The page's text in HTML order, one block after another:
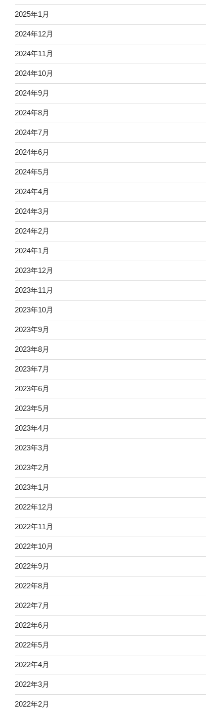
2025年1月
2024年12月
2024年11月
2024年10月
2024年9月
2024年8月
2024年7月
2024年6月
2024年5月
2024年4月
2024年3月
2024年2月
2024年1月
2023年12月
2023年11月
2023年10月
2023年9月
2023年8月
2023年7月
2023年6月
2023年5月
2023年4月
2023年3月
2023年2月
2023年1月
2022年12月
2022年11月
2022年10月
2022年9月
2022年8月
2022年7月
2022年6月
2022年5月
2022年4月
2022年3月
2022年2月